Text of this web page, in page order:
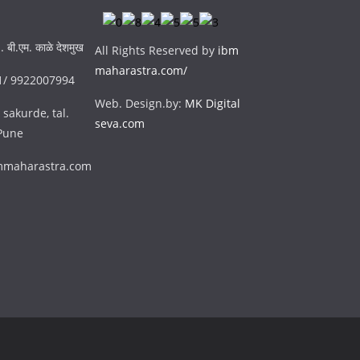
बी.एम. काळे देशमुख
9922007994
tal.
All Rights Reserved by ibm
maharastra.com/
Web. Design.by: MK Digital
seva.com